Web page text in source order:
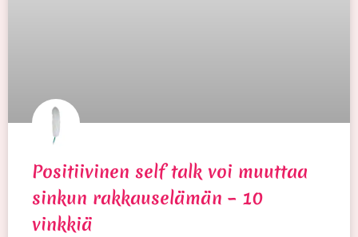
Positiivinen self talk voi muuttaa
sinkun rakkauselämän – 10
vinkkiä